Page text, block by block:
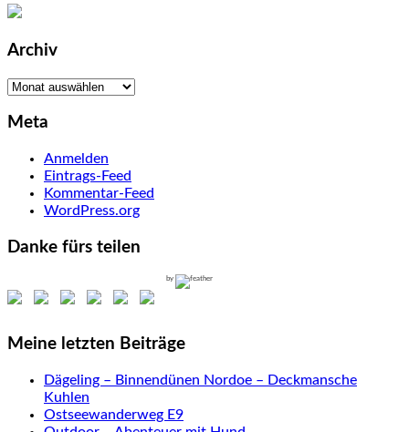
Archiv
Archiv
Meta
Anmelden
Eintrags-Feed
Kommentar-Feed
WordPress.org
Danke fürs teilen
by
Meine letzten Beiträge
Dägeling – Binnendünen Nordoe – Deckmansche
Kuhlen
Ostseewanderweg E9